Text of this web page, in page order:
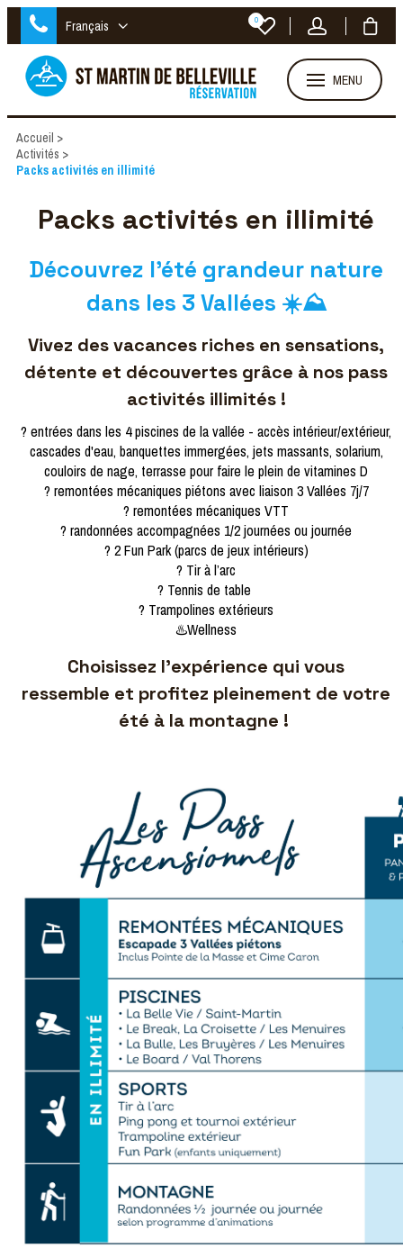
Français 0
MENU
Accueil >
Activités >
Packs activités en illimité
Packs activités en illimité
Découvrez l’été grandeur nature
dans les 3 Vallées ☀️⛰️
Vivez des vacances riches en sensations,
détente et découvertes grâce à nos pass
activités illimités !
? entrées dans les 4 piscines de la vallée - accès intérieur/extérieur,
cascades d'eau, banquettes immergées, jets massants, solarium,
couloirs de nage, terrasse pour faire le plein de vitamines D
? remontées mécaniques piétons avec liaison 3 Vallées 7j/7
? remontées mécaniques VTT
? randonnées accompagnées 1/2 journées ou journée
? 2 Fun Park (parcs de jeux intérieurs)
? Tir à l’arc
? Tennis de table
? Trampolines extérieurs
♨️Wellness
Choisissez l’expérience qui vous
ressemble et profitez pleinement de votre
été à la montagne !